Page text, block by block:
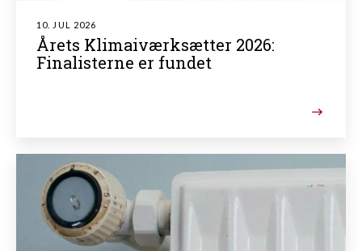
10. JUL 2026
Årets Klimaiværksætter 2026:
Finalisterne er fundet